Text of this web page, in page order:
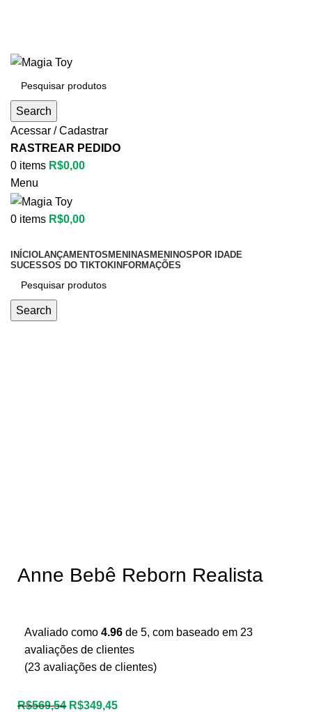
Search
Acessar / Cadastrar
RASTREAR PEDIDO
0 items R$0,00
Menu
0 items R$0,00
INÍCIOLANÇAMENTOSMENINASMENINOSPOR IDADE
SUCESSOS DO TIKTOKINFORMAÇÕES
Search
Anne Bebê Reborn Realista
Avaliado como 4.96 de 5, com baseado em 23
avaliações de clientes
(23 avaliações de clientes)
R$569,54 R$349,45